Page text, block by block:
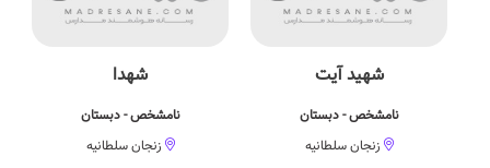
شهید آیت
نامشخص - دبستان
زنجان سلطانیه
شهدا
نامشخص - دبستان
زنجان سلطانیه